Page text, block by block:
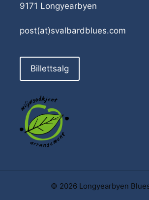
9171 Longyearbyen
post(at)svalbardblues.com
Billettsalg
© 2026 Longyearbyen